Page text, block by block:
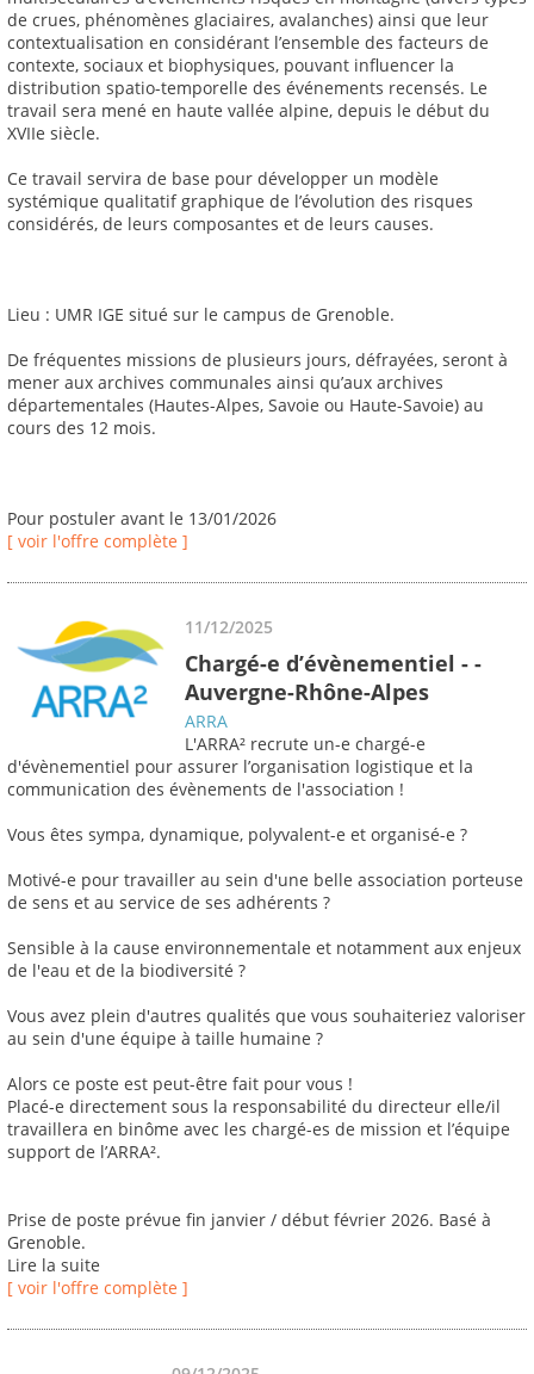
de crues, phénomènes glaciaires, avalanches) ainsi que leur
contextualisation en considérant l’ensemble des facteurs de
contexte, sociaux et biophysiques, pouvant influencer la
distribution spatio-temporelle des événements recensés. Le
travail sera mené en haute vallée alpine, depuis le début du
XVIIe siècle.
Ce travail servira de base pour développer un modèle
systémique qualitatif graphique de l’évolution des risques
considérés, de leurs composantes et de leurs causes.
Lieu : UMR IGE situé sur le campus de Grenoble.
De fréquentes missions de plusieurs jours, défrayées, seront à
mener aux archives communales ainsi qu’aux archives
départementales (Hautes-Alpes, Savoie ou Haute-Savoie) au
cours des 12 mois.
Pour postuler avant le 13/01/2026
[ voir l'offre complète ]
11/12/2025
Chargé-e d’évènementiel - -
Auvergne-Rhône-Alpes
ARRA
L'ARRA² recrute un-e chargé-e
d'évènementiel pour assurer l’organisation logistique et la
communication des évènements de l'association !
Vous êtes sympa, dynamique, polyvalent-e et organisé-e ?
Motivé-e pour travailler au sein d'une belle association porteuse
de sens et au service de ses adhérents ?
Sensible à la cause environnementale et notamment aux enjeux
de l'eau et de la biodiversité ?
Vous avez plein d'autres qualités que vous souhaiteriez valoriser
au sein d'une équipe à taille humaine ?
Alors ce poste est peut-être fait pour vous !
Placé-e directement sous la responsabilité du directeur elle/il
travaillera en binôme avec les chargé-es de mission et l’équipe
support de l’ARRA².
Prise de poste prévue fin janvier / début février 2026. Basé à
Grenoble.
Lire la suite
[ voir l'offre complète ]